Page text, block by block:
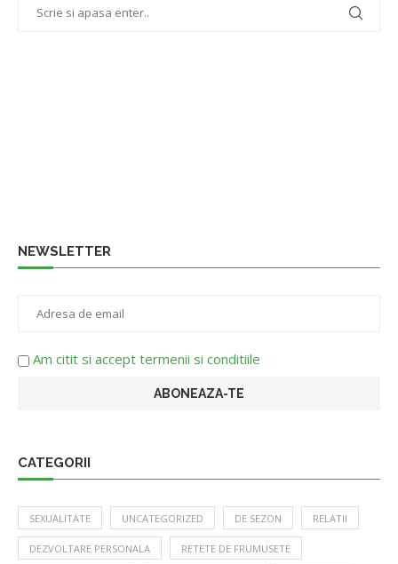
NEWSLETTER
Am citit si accept termenii si conditiile
CATEGORII
SEXUALITATE UNCATEGORIZED DE SEZON RELATII
DEZVOLTARE PERSONALA RETETE DE FRUMUSETE